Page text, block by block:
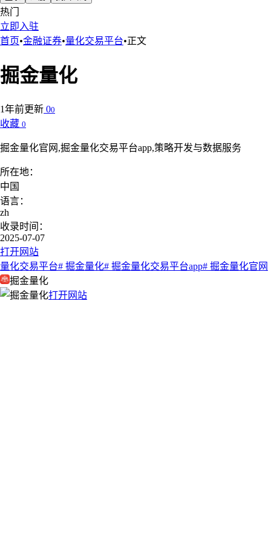
热门
立即入驻
首页•金融证券•量化交易平台•正文
掘金量化
1年前更新 00
收藏 0
掘金量化官网,掘金量化交易平台app,策略开发与数据服务
所在地：
中国
语言：
zh
收录时间：
2025-07-07
打开网站
量化交易平台# 掘金量化# 掘金量化交易平台app# 掘金量化官网
掘金量化
打开网站